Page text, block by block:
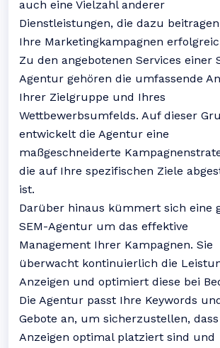
auch eine Vielzahl anderer
Dienstleistungen, die dazu
Ihre Marketingkampagnen
Zu den angebotenen Services einer
Agentur gehören die umfassende
Ihrer Zielgruppe und Ihres
Wettbewerbsumfelds. Auf dieser
entwickelt die Agentur eine
maßgeschneiderte
die auf Ihre spezifischen Ziele
ist.
Darüber hinaus kümmert sich eine
SEM-Agentur um das effektive
Management Ihrer Kampagnen. Sie
überwacht kontinuierlich die
Anzeigen und optimiert diese bei
Die Agentur passt Ihre Keywords
Gebote an, um sicherzustellen,
Anzeigen optimal platziert sind und